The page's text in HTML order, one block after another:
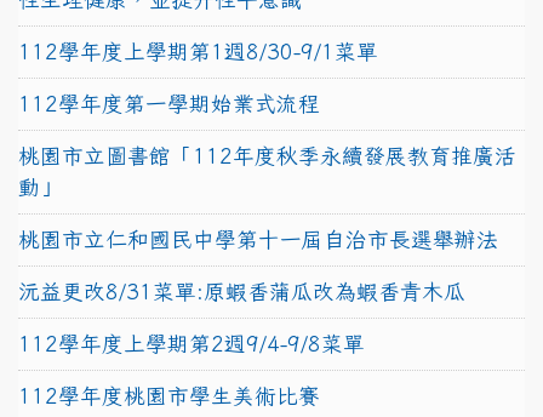
112學年度上學期第1週8/30-9/1菜單
112學年度第一學期始業式流程
桃園市立圖書館「112年度秋季永續發展教育推廣活
動」
桃園市立仁和國民中學第十一屆自治市長選舉辦法
沅益更改8/31菜單:原蝦香蒲瓜改為蝦香青木瓜
112學年度上學期第2週9/4-9/8菜單
112學年度桃園市學生美術比賽